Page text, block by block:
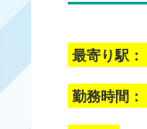
最寄り駅：
勤務時間：